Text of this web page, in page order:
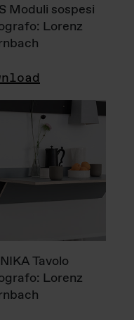
Moduli sospesi
Lorenz
Tavolo
Lorenz